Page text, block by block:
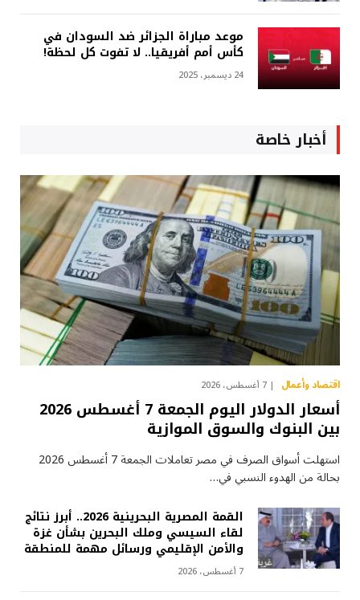
موعد مباراة الجزائر ضد السودان في
كأس أمم أفريقيا.. لا تفوت كل لحظة!
24 ديسمبر، 2025
أخبار خاصة
اقتصاد وأعمال 7 أغسطس، 2026
أسعار الدولار اليوم الجمعة 7 أغسطس 2026
بين البنوك والسوق الموازية
استهلت أسواق الصرف في مصر تعاملات الجمعة 7 أغسطس 2026
بحالة من الهدوء النسبي في…
القمة المصرية البحرينية 2026.. أبرز نتائج
لقاء السيسي وملك البحرين بشأن غزة
والأمن الإقليمي ورسائل مهمة للمنطقة
7 أغسطس، 2026